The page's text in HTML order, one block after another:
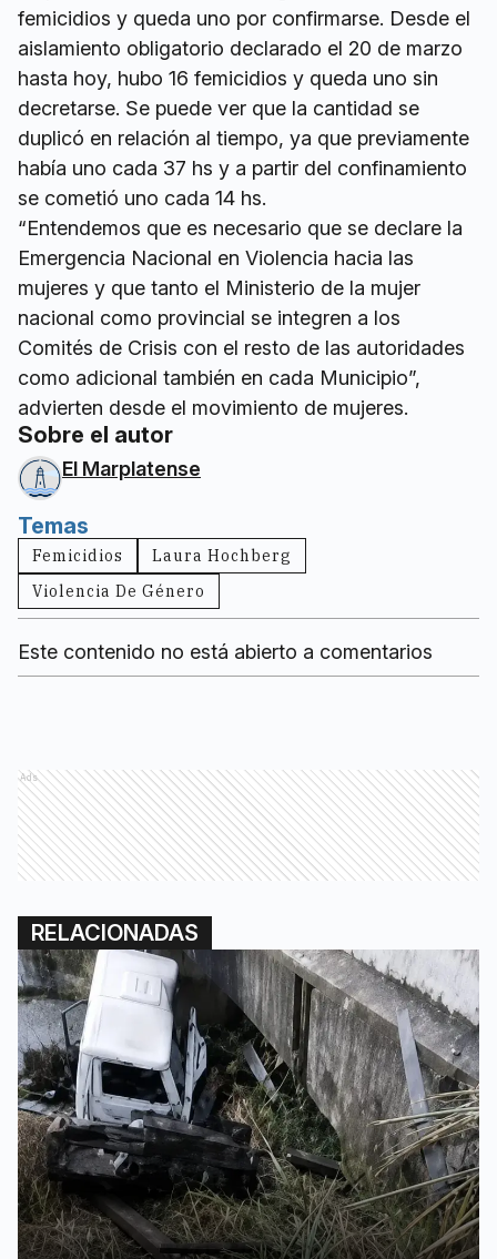
femicidios y queda uno por confirmarse. Desde el
aislamiento obligatorio declarado el 20 de marzo
hasta hoy, hubo 16 femicidios y queda uno sin
decretarse. Se puede ver que la cantidad se
duplicó en relación al tiempo, ya que previamente
había uno cada 37 hs y a partir del confinamiento
se cometió uno cada 14 hs.
“Entendemos que es necesario que se declare la
Emergencia Nacional en Violencia hacia las
mujeres y que tanto el Ministerio de la mujer
nacional como provincial se integren a los
Comités de Crisis con el resto de las autoridades
como adicional también en cada Municipio”,
advierten desde el movimiento de mujeres.
Sobre el autor
El Marplatense
Temas
Femicidios
Laura Hochberg
Violencia De Género
Este contenido no está abierto a comentarios
Ads
RELACIONADAS